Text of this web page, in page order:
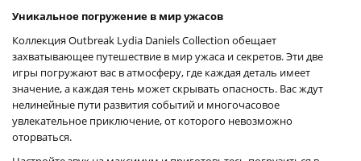
Уникальное погружение в мир ужасов
Коллекция Outbreak Lydia Daniels Collection обещает
захватывающее путешествие в мир ужаса и секретов. Эти две
игры погружают вас в атмосферу, где каждая деталь имеет
значение, а каждая тень может скрывать опасность. Вас ждут
нелинейные пути развития событий и многочасовое
увлекательное приключение, от которого невозможно
оторваться.